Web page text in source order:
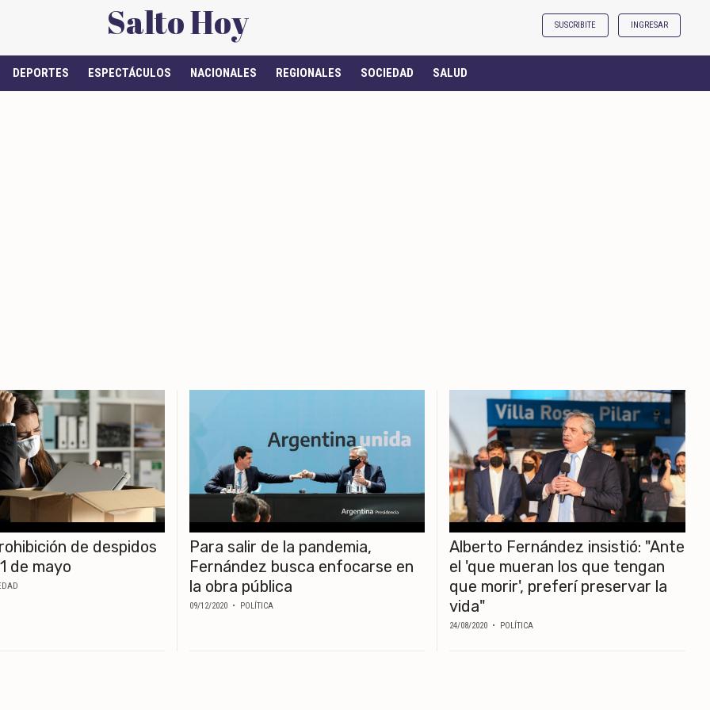
Salto Hoy SUSCRIBITE INGRESAR
DEPORTES ESPECTÁCULOS NACIONALES REGIONALES SOCIEDAD SALUD
de despidos
de mayo
Para salir de la pandemia,
Fernández busca enfocarse en
la obra pública
09/12/2020 • POLÍTICA
Alberto Fernández insistió: "Ante
el 'que mueran los que tengan
que morir', preferí preservar la
vida"
24/08/2020• POLÍTICA